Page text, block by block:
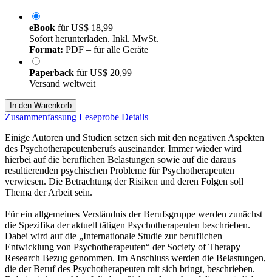
eBook fürUS$ 18,99
Sofort herunterladen. Inkl. MwSt.
Format: PDF – für alle Geräte
Paperback fürUS$ 20,99
Versand weltweit
In den Warenkorb
Zusammenfassung Leseprobe Details
Einige Autoren und Studien setzen sich mit den negativen Aspekten
des Psychotherapeutenberufs auseinander. Immer wieder wird
hierbei auf die beruflichen Belastungen sowie auf die daraus
resultierenden psychischen Probleme für Psychotherapeuten
verwiesen. Die Betrachtung der Risiken und deren Folgen soll
Thema der Arbeit sein.
Für ein allgemeines Verständnis der Berufsgruppe werden zunächst
die Spezifika der aktuell tätigen Psychotherapeuten beschrieben.
Dabei wird auf die „Internationale Studie zur beruflichen
Entwicklung von Psychotherapeuten“ der Society of Therapy
Research Bezug genommen. Im Anschluss werden die Belastungen,
die der Beruf des Psychotherapeuten mit sich bringt, beschrieben.